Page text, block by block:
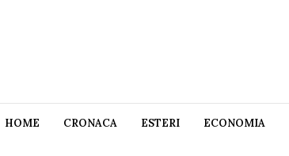
HOME CRONACA ESTERI ECONOMIA